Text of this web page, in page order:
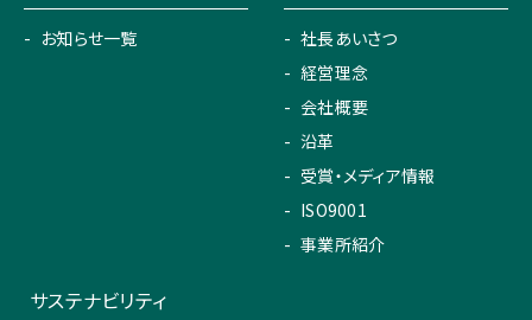
お知らせ一覧
社長あいさつ
経営理念
会社概要
沿革
受賞・メディア情報
ISO9001
事業所紹介
サステナビリティ